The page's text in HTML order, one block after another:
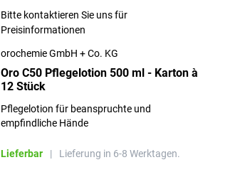
Bitte kontaktieren Sie uns für
Preisinformationen
orochemie GmbH + Co. KG
Oro C50 Pflegelotion 500 ml - Karton à
12 Stück
Pflegelotion für beanspruchte und
empfindliche Hände
Lieferbar | Lieferung in 6-8 Werktagen.